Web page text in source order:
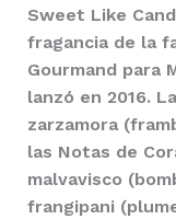
Sweet Like
fragancia de la
Gourmand para
lanzó en 2016.
zarzamora
las Notas de
malvavisco
frangipani